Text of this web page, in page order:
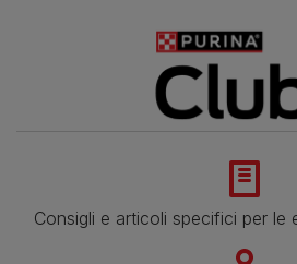
Consigli e articoli specifici per le